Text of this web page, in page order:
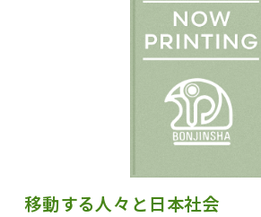
移動する人々と日本社会